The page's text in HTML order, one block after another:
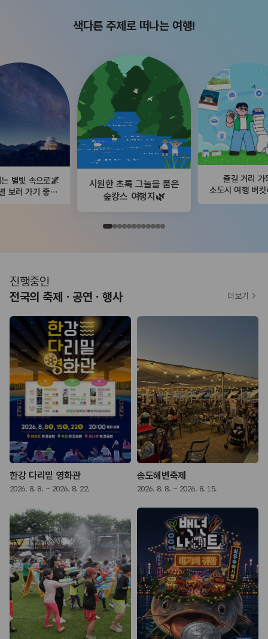
색다른 주제로 떠나는 여행!
별빛 속으로🌌
보러 가기 좋은
시원한 초록 그늘을 품은
숲캉스 여행지🌿
즐길 거리 가
소도시 여행 버킷
진행중인
전국의 축제ㆍ공연ㆍ행사
한강 다리밑 영화관
2026. 8. 8. ~ 2026. 8. 22.
송도해변축제
2026. 8. 8. ~ 2026. 8. 15.
더보기